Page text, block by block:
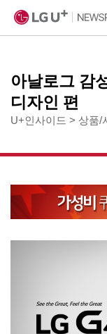
아날로그 감
디자인 편
U+인사이드 > 상품/